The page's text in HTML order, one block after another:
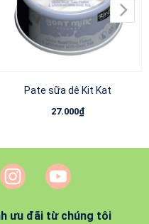
Pate sữa dê Kit Kat
27.000₫
ưu đãi từ chúng tôi